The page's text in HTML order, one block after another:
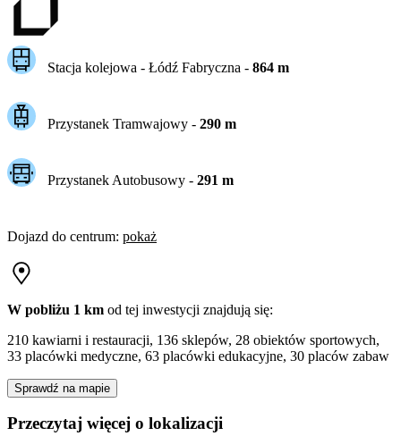
Stacja kolejowa - Łódź Fabryczna - 864m
Przystanek Tramwajowy - 290m
Przystanek Autobusowy - 291 m
Dojazd do centrum: pokaż
W pobliżu 1 km od tej inwestycji znajdują się:
210 kawiarni i restauracji, 136 sklepów, 28 obiektów sportowych,
33 placówki medyczne, 63 placówki edukacyjne, 30 placów zabaw
Sprawdź na mapie
Przeczytaj więcej o lokalizacji